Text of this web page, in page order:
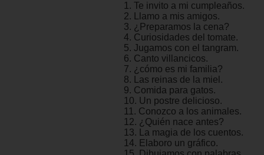
1. Te invito a mi cumpleaños.
2. Llamo a mis amigos.
3. ¿Preparamos la cena?
4. Curiosidades del tomate.
5. Jugamos con el tangram.
6. Canto villancicos.
7. ¿cómo es mi familia?
8. Las reinas de la miel.
9. Comida para gatos.
10. Un postre delicioso.
11. Conozco a los animales.
12. ¿Quién nace antes?
13. La magia de los cuentos.
14. Elaboro un gráfico.